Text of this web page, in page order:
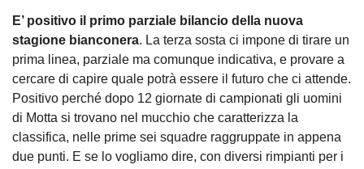
E’ positivo il primo parziale bilancio della nuova
stagione bianconera. La terza sosta ci impone di tirare un
prima linea, parziale ma comunque indicativa, e provare a
cercare di capire quale potrà essere il futuro che ci attende.
Positivo perché dopo 12 giornate di campionati gli uomini
di Motta si trovano nel mucchio che caratterizza la
classifica, nelle prime sei squadre raggruppate in appena
due punti. E se lo vogliamo dire, con diversi rimpianti per i